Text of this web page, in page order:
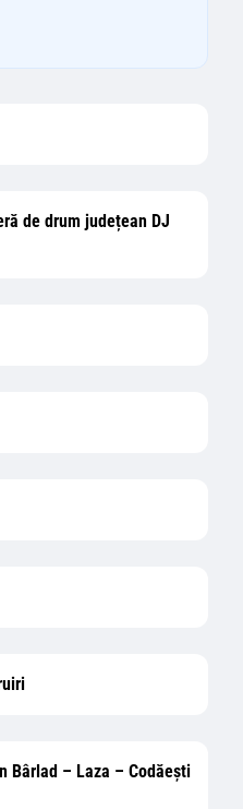
de drum județean DJ
Bârlad – Laza – Codăești